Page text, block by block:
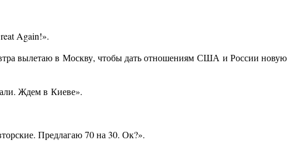
Again!».
вылетаю в Москву, чтобы дать отношениям США и России новую
Ждем в Киеве».
Предлагаю 70 на 30. Ок?».